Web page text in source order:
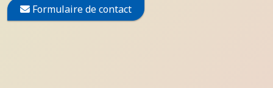
Formulaire de contact